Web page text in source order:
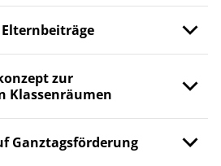
zur
Klassenräumen
Ganztagsförderung